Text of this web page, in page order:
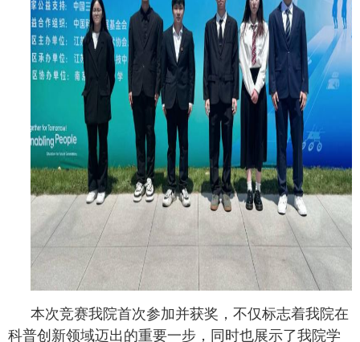
本次竞赛我院首次参加并获奖，不仅标志着我院在
科普创新领域迈出的重要一步，同时也展示了我院学